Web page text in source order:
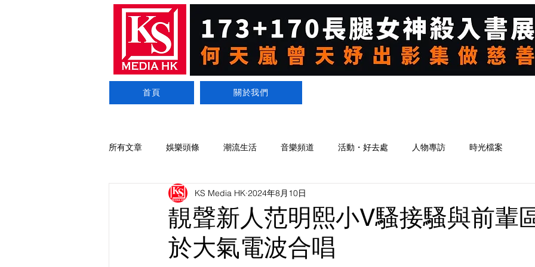
首頁 關於我們
所有文章 娛樂頭條 潮流生活 音樂頻道 活動・好去處 人物專訪 時光檔案
靚聲新人范明熙小V騷接騷與前輩
於大氣電波合唱
KS Media HK 2024年8月10日